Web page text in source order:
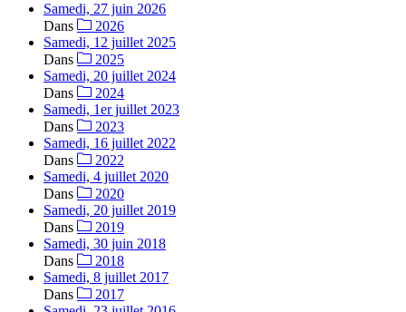
Samedi, 27 juin 2026
Dans
2026
Samedi, 12 juillet 2025
Dans
2025
Samedi, 20 juillet 2024
Dans
2024
Samedi, 1er juillet 2023
Dans
2023
Samedi, 16 juillet 2022
Dans
2022
Samedi, 4 juillet 2020
Dans
2020
Samedi, 20 juillet 2019
Dans
2019
Samedi, 30 juin 2018
Dans
2018
Samedi, 8 juillet 2017
Dans
2017